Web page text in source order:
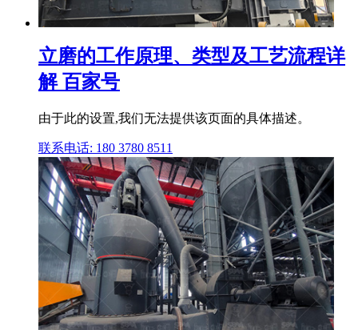
立磨的工作原理、类型及工艺流程详
解 百家号
由于此的设置,我们无法提供该页面的具体描述。
联系电话: 180 3780 8511